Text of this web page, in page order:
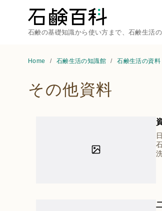
石鹸の基礎知識から使い方まで、石鹸生活
Home 石鹸生活の知識館 石鹸生活の資料
その他資料